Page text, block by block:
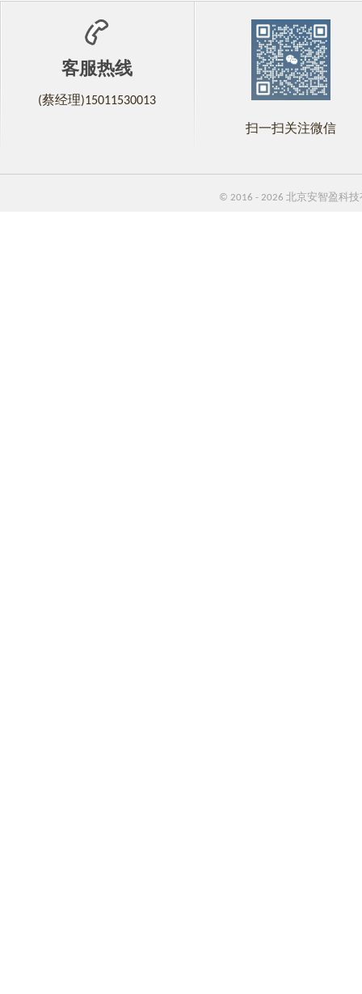
客服热线
(蔡经理)15011530013
扫一扫关注微信
© 2016 - 2026 北京安智盈科